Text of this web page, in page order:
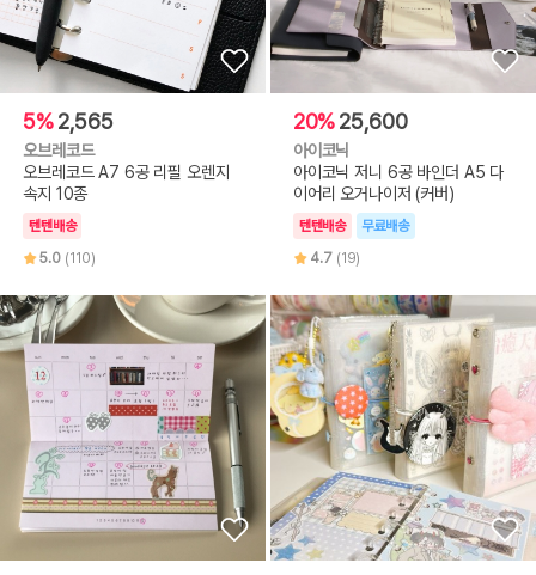
5% 2,565
오브레코드
오브레코드 A7 6공 리필 오렌지
속지 10종
텐텐배송
5.0 (110)
20%25,600
아이코닉
아이코닉 저니 6공 바인더 A5 다
이어리 오거나이저 (커버)
텐텐배송
무료배송
4.7 (19)